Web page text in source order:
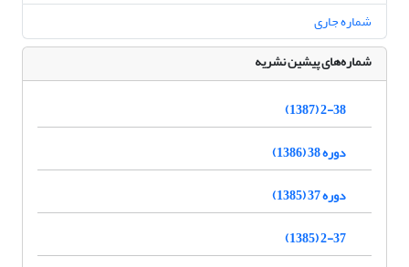
شماره جاری
شماره‌های پیشین نشریه
2-38 (1387)
دوره 38 (1386)
دوره 37 (1385)
2-37 (1385)